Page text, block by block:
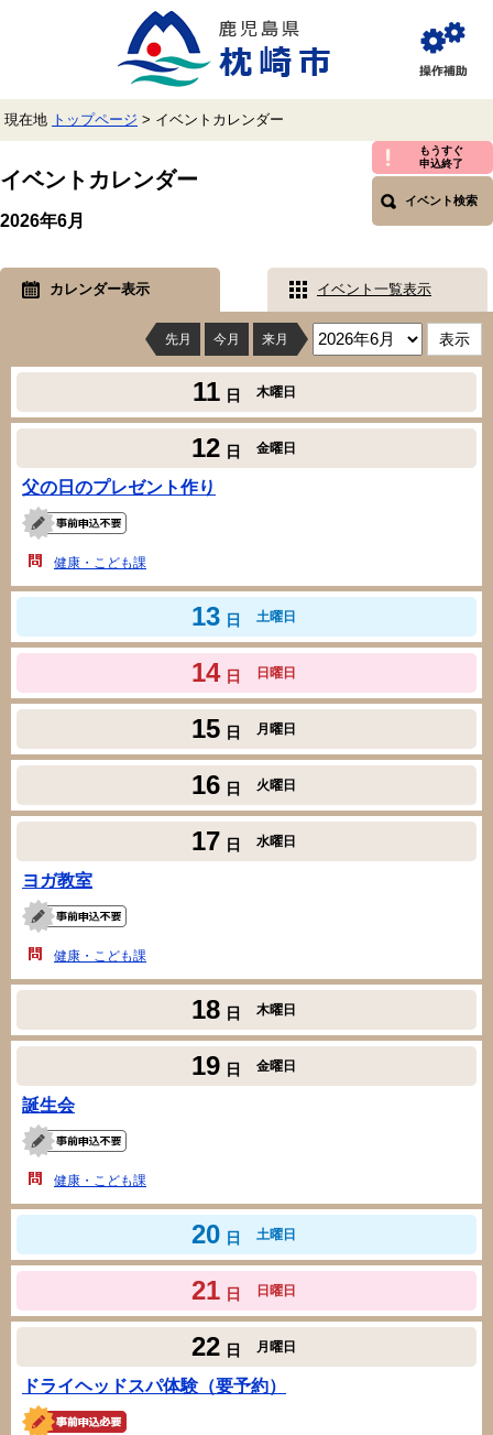
で
ば
本
へ
覧
補
現在地 トップページ > イベントカレンダー
イベントカレンダー
もうすぐ
申込終了
イベント検索
2026年6月
カレンダー表示 イベント一覧表示
先月 今月 来月
11 日 木曜日
12 日 金曜日
父の日のプレゼント作り
健康・こども課
13 日 土曜日
14 日 日曜日
15 日 月曜日
16 日 火曜日
17 日 水曜日
ヨガ教室
健康・こども課
18 日 木曜日
19 日 金曜日
誕生会
健康・こども課
20 日 土曜日
21 日 日曜日
22 日 月曜日
ドライヘッドスパ体験（要予約）